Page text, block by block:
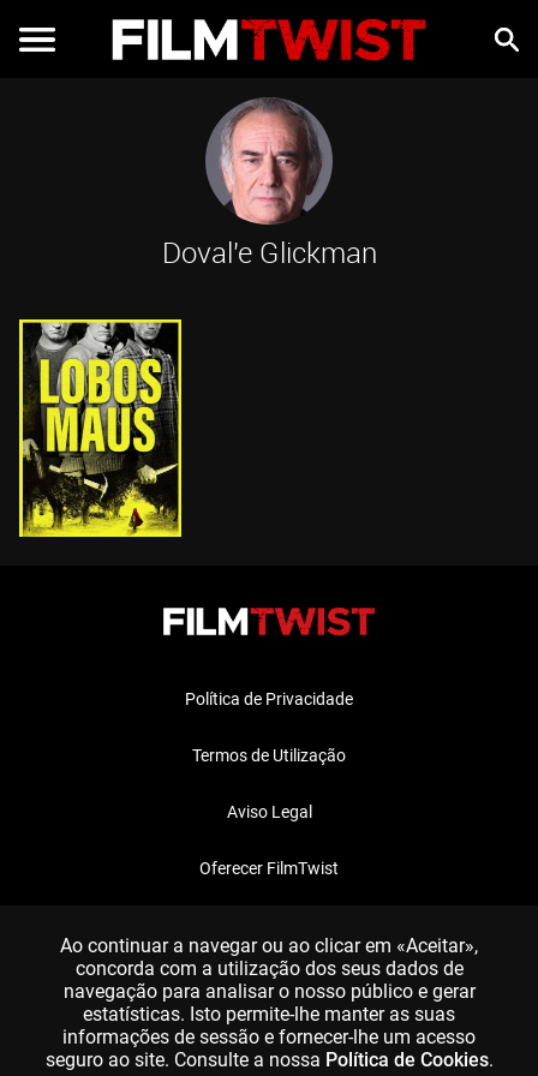
Doval'e Glickman
Política de Privacidade
Termos de Utilização
Aviso Legal
Oferecer FilmTwist
Ao continuar a navegar ou ao clicar em «Aceitar»,
concorda com a utilização dos seus dados de
navegação para analisar o nosso público e gerar
estatísticas. Isto permite-lhe manter as suas
informações de sessão e fornecer-lhe um acesso
seguro ao site. Consulte a nossa Política de Cookies.